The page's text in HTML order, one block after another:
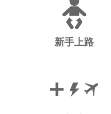
新手上路